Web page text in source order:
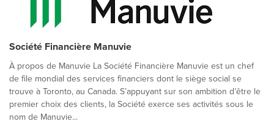
Société Financière Manuvie
À propos de Manuvie La Société Financière Manuvie est un chef
de file mondial des services financiers dont le siège social se
trouve à Toronto, au Canada. S’appuyant sur son ambition d’être le
premier choix des clients, la Société exerce ses activités sous le
nom de Manuvie...